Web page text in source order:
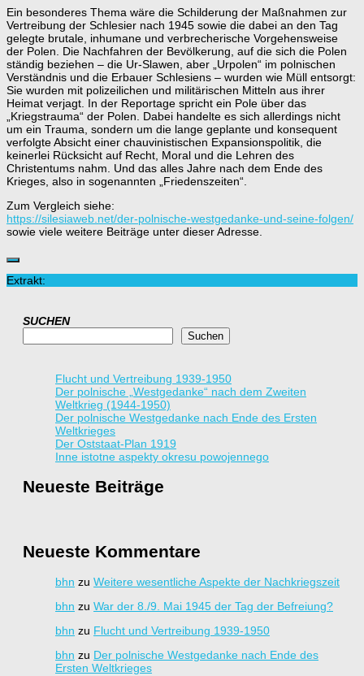
Ein besonderes Thema wäre die Schilderung der Maßnahmen zur
Vertreibung der Schlesier nach 1945 sowie die dabei an den Tag
gelegte brutale, inhumane und verbrecherische Vorgehensweise
der Polen. Die Nachfahren der Bevölkerung, auf die sich die Polen
ständig beziehen – die Ur-Slawen, aber „Urpolen“ im polnischen
Verständnis und die Erbauer Schlesiens – wurden wie Müll entsorgt:
Sie wurden mit polizeilichen und militärischen Mitteln aus ihrer
Heimat verjagt. In der Reportage spricht ein Pole über das
„Kriegstrauma“ der Polen. Dabei handelte es sich allerdings nicht
um ein Trauma, sondern um die lange geplante und konsequent
verfolgte Absicht einer chauvinistischen Expansionspolitik, die
keinerlei Rücksicht auf Recht, Moral und die Lehren des
Christentums nahm. Und das alles Jahre nach dem Ende des
Krieges, also in sogenannten „Friedenszeiten“.
Zum Vergleich siehe:
https://silesiaweb.net/der-polnische-westgedanke-und-seine-folgen/
sowie viele weitere Beiträge unter dieser Adresse.
Extrakt:
SUCHEN
Suchen
Flucht und Vertreibung 1939-1950
Der polnische „Westgedanke“ nach dem Zweiten
Weltkrieg (1944-1950)
Der polnische Westgedanke nach Ende des Ersten
Weltkrieges
Der Oststaat-Plan 1919
Inne istotne aspekty okresu powojennego
Neueste Beiträge
Neueste Kommentare
bhn zu Weitere wesentliche Aspekte der Nachkriegszeit
bhn zu War der 8./9. Mai 1945 der Tag der Befreiung?
bhn zu Flucht und Vertreibung 1939-1950
bhn zu Der polnische Westgedanke nach Ende des
Ersten Weltkrieges